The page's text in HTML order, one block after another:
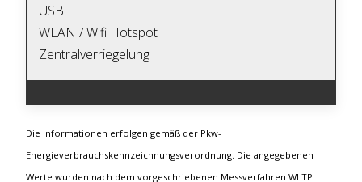
USB
WLAN / Wifi Hotspot
Zentralverriegelung
Die Informationen erfolgen gemäß der Pkw-
Energieverbrauchskennzeichnungsverordnung. Die angegebenen
Werte wurden nach dem vorgeschriebenen Messverfahren WLTP